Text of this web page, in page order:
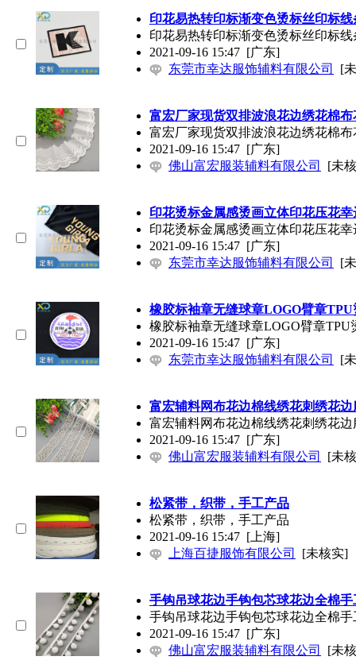
印花易热转印标渐变色烫标丝印标
印花易热转印标渐变色烫标丝印标
2021-09-16 15:47 [广东]
东莞市幸达服饰辅料有限公司
[
富宏厂家现货双排波浪花边绣花棉布
富宏厂家现货双排波浪花边绣花棉布
2021-09-16 15:47 [广东]
佛山富宏服装辅料有限公司
[未
印花烫标金属感烫画立体印花压花
印花烫标金属感烫画立体印花压花
2021-09-16 15:47 [广东]
东莞市幸达服饰辅料有限公司
[
橡胶标袖章无缝球章LOGO臂章
橡胶标袖章无缝球章LOGO臂章TPU
2021-09-16 15:47 [广东]
东莞市幸达服饰辅料有限公司
[
富宏辅料网布花边棉线绣花刺绣花边
富宏辅料网布花边棉线绣花刺绣花边
2021-09-16 15:47 [广东]
佛山富宏服装辅料有限公司
[未
松紧带，织带，手工产品
松紧带，织带，手工产品
2021-09-16 15:47 [上海]
上海百捷服饰有限公司
[未核实]
手钩吊球花边手钩包芯球花边全棉
手钩吊球花边手钩包芯球花边全棉
2021-09-16 15:47 [广东]
佛山富宏服装辅料有限公司
[未